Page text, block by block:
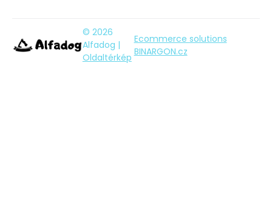
© 2026
Alfadog |
Oldaltérkép
Ecommerce solutions
BINARGON.cz